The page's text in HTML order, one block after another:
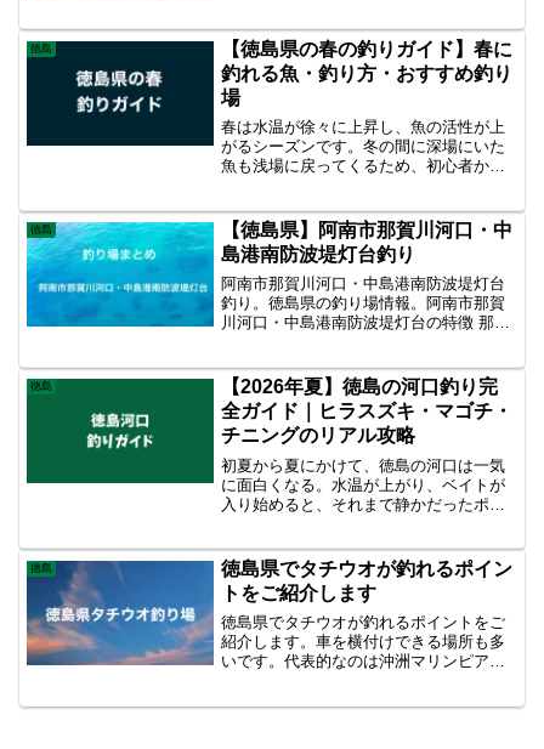
ると人が集まり混雑する。サゴシ・ハマ
チ・タチウオ・マゴチ・ヒラメ・シーバ
ス・アジ・サバ。
徳島
【徳島県の春の釣りガイド】春に
釣れる魚・釣り方・おすすめ釣り
場
春は水温が徐々に上昇し、魚の活性が上
がるシーズンです。冬の間に深場にいた
魚も浅場に戻ってくるため、初心者から
ターゲット別に釣り方やおすすめの釣り
場を詳しく紹介します。1...
徳島
【徳島県】阿南市那賀川河口・中
島港南防波堤灯台釣り
阿南市那賀川河口・中島港南防波堤灯台
釣り。徳島県の釣り場情報。阿南市那賀
川河口・中島港南防波堤灯台の特徴 那賀
る。先端に行くまでにもチヌやシーバ
ス・マゴチやヒラメなどを狙える。駐車
場から先端までは距離があり大変だが、
広々と釣りができる。
徳島
【2026年夏】徳島の河口釣り完
全ガイド｜ヒラスズキ・マゴチ・
チニングのリアル攻略
初夏から夏にかけて、徳島の河口は一気
に面白くなる。水温が上がり、ベイトが
入り始めると、それまで静かだったポイ
か選べる”のがこの時期の河口。この記事
では、実際に通って感...
徳島
徳島県でタチウオが釣れるポイン
トをご紹介します
徳島県でタチウオが釣れるポイントをご
紹介します。車を横付けできる場所も多
いです。代表的なのは沖洲マリンピア。